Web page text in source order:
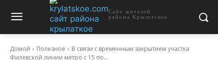
Сайт жителей
района Крылатское
Домой Полезное
В связи с временным закрытием участка
Филевской линии метро с 15 по...